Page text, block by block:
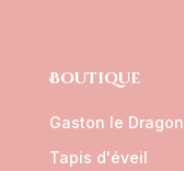
Boutique
Gaston le Dragon
Tapis d'éveil